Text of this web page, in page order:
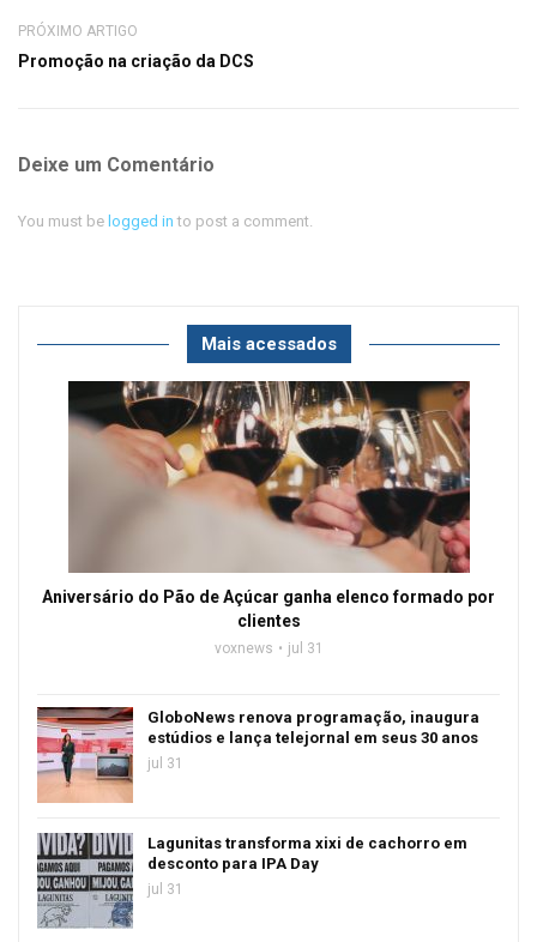
PRÓXIMO ARTIGO
Promoção na criação da DCS
Deixe um Comentário
You must be logged in to post a comment.
Mais acessados
Aniversário do Pão de Açúcar ganha elenco formado por
clientes
voxnews jul 31
GloboNews renova programação, inaugura
estúdios e lança telejornal em seus 30 anos
jul 31
Lagunitas transforma xixi de cachorro em
desconto para IPA Day
jul 31